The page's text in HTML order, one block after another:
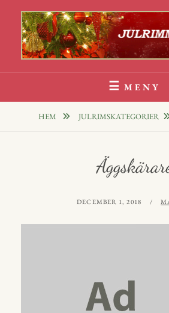
innehåll
Julrim Och MENY
HEM JULRIMSKATEGORIER
PUBLICERAT
DECEMBER 1, 2018 AV